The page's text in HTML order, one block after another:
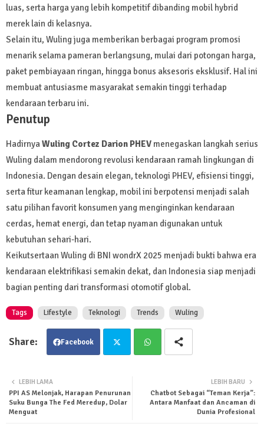
luas, serta harga yang lebih kompetitif dibanding mobil hybrid
merek lain di kelasnya.
Selain itu, Wuling juga memberikan berbagai program promosi
menarik selama pameran berlangsung, mulai dari potongan harga,
paket pembiayaan ringan, hingga bonus aksesoris eksklusif. Hal ini
membuat antusiasme masyarakat semakin tinggi terhadap
kendaraan terbaru ini.
Penutup
HadirnyaWuling Cortez Darion PHEV menegaskan langkah serius
Wuling dalam mendorong revolusi kendaraan ramah lingkungan di
Indonesia. Dengan desain elegan, teknologi PHEV, efisiensi tinggi,
serta fitur keamanan lengkap, mobil ini berpotensi menjadi salah
satu pilihan favorit konsumen yang menginginkan kendaraan
cerdas, hemat energi, dan tetap nyaman digunakan untuk
kebutuhan sehari-hari.
Keikutsertaan Wuling di BNI wondrX 2025 menjadi bukti bahwa era
kendaraan elektrifikasi semakin dekat, dan Indonesia siap menjadi
bagian penting dari transformasi otomotif global.
Tags Lifestyle Teknologi Trends Wuling
Facebook
ter tsa
LEBIH BARU
Chatbot Sebagai “Teman Kerja”:
Antara Manfaat dan Ancaman di
Dunia Profesional
LEBIH LAMA
PPI AS Melonjak, Harapan Penurunan
Suku Bunga The Fed Meredup, Dolar
Menguat